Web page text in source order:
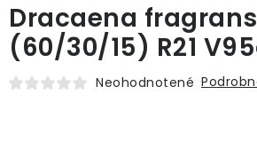
SERVIS INTERIÉROVEJ ZELENE
MACHY
Dracaena fragrans
(60/30/15) R21
Neohodnotené